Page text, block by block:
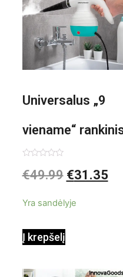
Universalus „9
viename“
garintuvas su
0,35 L 3 Bar
0
iš
€49.99 €31.35
Yra sandėlyje
Į krepšelį